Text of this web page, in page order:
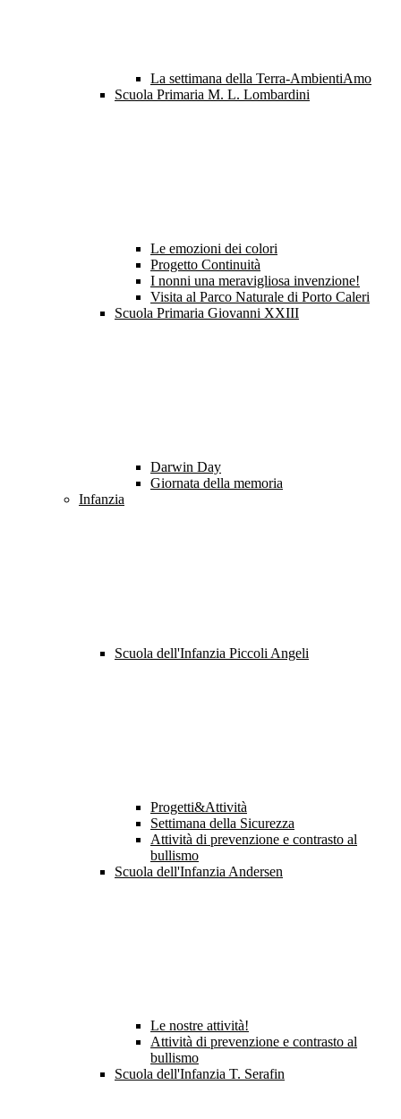
La settimana della Terra-AmbientiAmo
Scuola Primaria M. L. Lombardini
Le emozioni dei colori
Progetto Continuità
I nonni una meravigliosa invenzione!
Visita al Parco Naturale di Porto Caleri
Scuola Primaria Giovanni XXIII
Darwin Day
Giornata della memoria
Infanzia
Scuola dell'Infanzia Piccoli Angeli
Progetti&Attività
Settimana della Sicurezza
Attività di prevenzione e contrasto al
bullismo
Scuola dell'Infanzia Andersen
Le nostre attività!
Attività di prevenzione e contrasto al
bullismo
Scuola dell'Infanzia T. Serafin